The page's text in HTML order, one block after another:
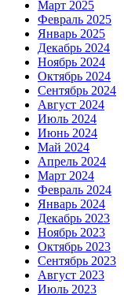
Март 2025
Февраль 2025
Январь 2025
Декабрь 2024
Ноябрь 2024
Октябрь 2024
Сентябрь 2024
Август 2024
Июль 2024
Июнь 2024
Май 2024
Апрель 2024
Март 2024
Февраль 2024
Январь 2024
Декабрь 2023
Ноябрь 2023
Октябрь 2023
Сентябрь 2023
Август 2023
Июль 2023